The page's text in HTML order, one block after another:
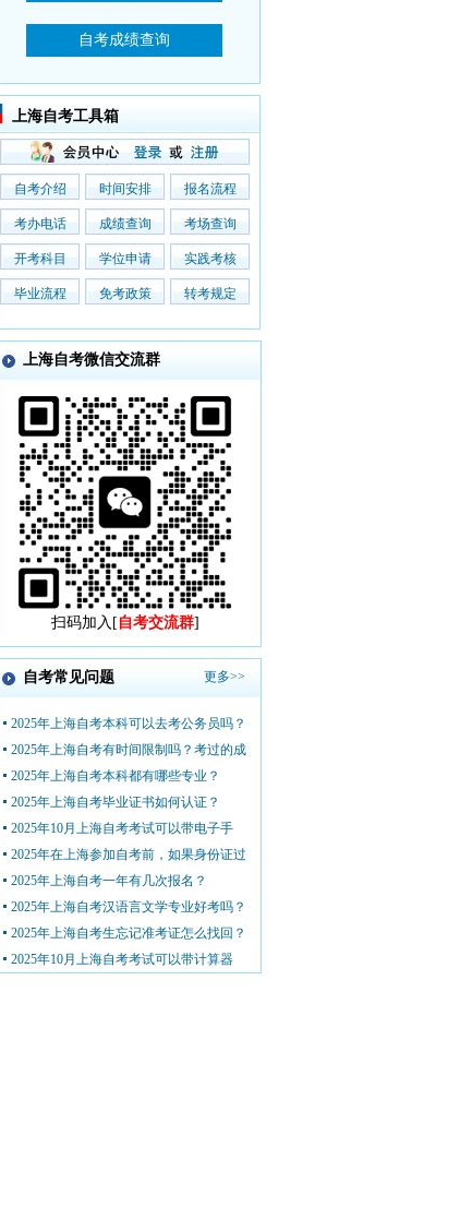
上海自考工具箱
自考介绍 时间安排 报名流程
考办电话 成绩查询 考场查询
开考科目 学位申请 实践考核
毕业流程 免考政策 转考规定
上海自考微信交流群
扫码加入[ 自考交流群]
自考常见问题 更多>>
2025年上海自考本科可以去考公务员吗？
2025年上海自考有时间限制吗？考过的成
2025年上海自考本科都有哪些专业？
2025年上海自考毕业证书如何认证？
2025年10月上海自考考试可以带电子手
2025年在上海参加自考前，如果身份证过
2025年上海自考一年有几次报名？
2025年上海自考汉语言文学专业好考吗？
2025年上海自考生忘记准考证怎么找回？
2025年10月上海自考考试可以带计算器